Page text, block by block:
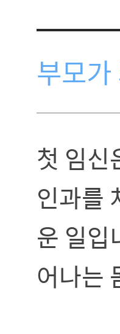
부모
첫 임신
인과를
운 일입
어나는